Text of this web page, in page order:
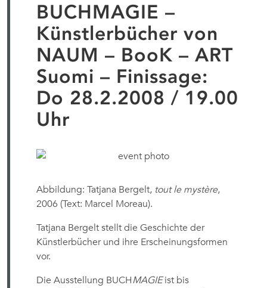
BUCHMAGIE –
Künstlerbücher von
NAUM – BooK – ART
Suomi – Finissage:
Do 28.2.2008 / 19.00
Uhr
Abbildung: Tatjana Bergelt, tout le mystère,
2006 (Text: Marcel Moreau).
Tatjana Bergelt stellt die Geschichte der
Künstlerbücher und ihre Erscheinungsformen
vor.
Die Ausstellung BUCHMAGIEist bis